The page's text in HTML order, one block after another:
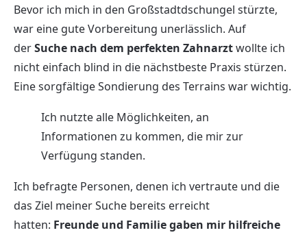
Bevor ich mich in den Großstadtdschungel stürzte,
war eine gute Vorbereitung unerlässlich. Auf
derSuche nach dem perfekten Zahnarztwollte ich
nicht einfach blind in die nächstbeste Praxis stürzen.
Eine sorgfältige Sondierung des Terrains war wichtig.
Ich nutzte alle Möglichkeiten, an
Informationen zu kommen, die mir zur
Verfügung standen.
Ich befragte Personen, denen ich vertraute und die
das Ziel meiner Suche bereits erreicht
hatten: Freunde und Familie gaben mir hilfreiche